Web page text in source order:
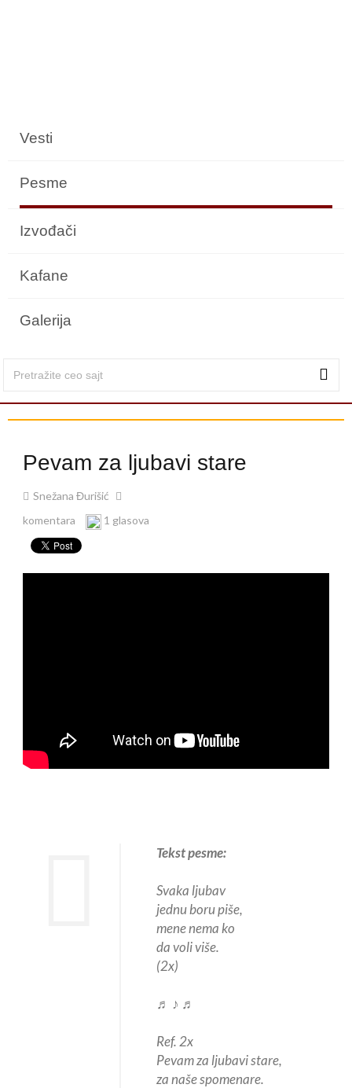
Vesti
Pesme
Izvođači
Kafane
Galerija
Pevam za ljubavi stare
Snežana Đurišić
komentara
1 glasova
Tekst pesme:
Svaka ljubav
jednu boru piše,
mene nema ko
da voli više.
(2x)
♬ ♪ ♬
Ref. 2x
Pevam za ljubavi stare,
za naše spomenare.